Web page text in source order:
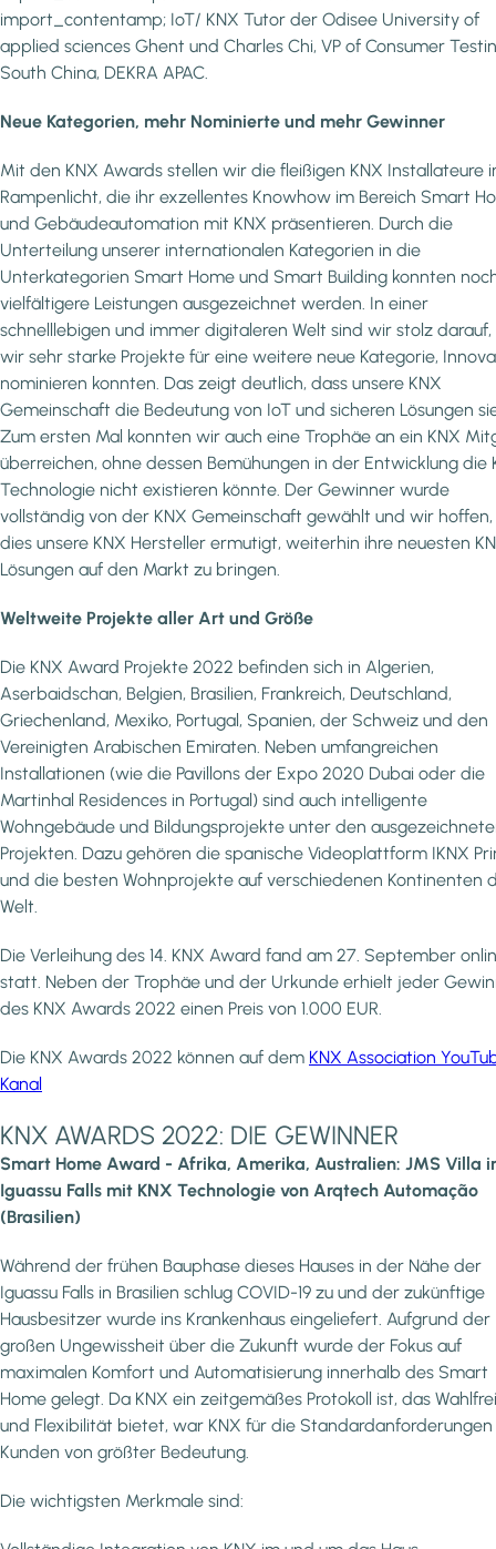
import_contentamp; IoT/ KNX Tutor der Odisee University of
applied sciences Ghent und Charles Chi, VP of Consumer
South China, DEKRA APAC.
Neue Kategorien, mehr Nominierte und mehr Gewinner
Mit den KNX Awards stellen wir die fleißigen KNX Installateure
Rampenlicht, die ihr exzellentes Knowhow im Bereich Smart
und Gebäudeautomation mit KNX präsentieren. Durch die
Unterteilung unserer internationalen Kategorien in die
Unterkategorien Smart Home und Smart Building konnten
vielfältigere Leistungen ausgezeichnet werden. In einer
schnelllebigen und immer digitaleren Welt sind wir stolz darauf,
wir sehr starke Projekte für eine weitere neue Kategorie,
nominieren konnten. Das zeigt deutlich, dass unsere KNX
Gemeinschaft die Bedeutung von IoT und sicheren Lösungen
Zum ersten Mal konnten wir auch eine Trophäe an ein KNX
überreichen, ohne dessen Bemühungen in der Entwicklung die
Technologie nicht existieren könnte. Der Gewinner wurde
vollständig von der KNX Gemeinschaft gewählt und wir hoffen,
dies unsere KNX Hersteller ermutigt, weiterhin ihre neuesten
Lösungen auf den Markt zu bringen.
Weltweite Projekte aller Art und Größe
Die KNX Award Projekte 2022 befinden sich in Algerien,
Aserbaidschan, Belgien, Brasilien, Frankreich, Deutschland,
Griechenland, Mexiko, Portugal, Spanien, der Schweiz und den
Vereinigten Arabischen Emiraten. Neben umfangreichen
Installationen (wie die Pavillons der Expo 2020 Dubai oder die
Martinhal Residences in Portugal) sind auch intelligente
Wohngebäude und Bildungsprojekte unter den
Projekten. Dazu gehören die spanische Videoplattform IKNX
und die besten Wohnprojekte auf verschiedenen Kontinenten
Welt.
Die Verleihung des 14. KNX Award fand am 27. September
statt. Neben der Trophäe und der Urkunde erhielt jeder
des KNX Awards 2022 einen Preis von 1.000 EUR.
Die KNX Awards 2022 können auf dem KNX Association
Kanal
KNX AWARDS 2022: DIE GEWINNER
Smart Home Award - Afrika, Amerika, Australien: JMS Villa
Iguassu Falls mit KNX Technologie von Arqtech Automação
(Brasilien)
Während der frühen Bauphase dieses Hauses in der Nähe der
Iguassu Falls in Brasilien schlug COVID-19 zu und der zukünftige
Hausbesitzer wurde ins Krankenhaus eingeliefert. Aufgrund der
großen Ungewissheit über die Zukunft wurde der Fokus auf
maximalen Komfort und Automatisierung innerhalb des Smart
Home gelegt. Da KNX ein zeitgemäßes Protokoll ist, das
und Flexibilität bietet, war KNX für die
Kunden von größter Bedeutung.
Die wichtigsten Merkmale sind: